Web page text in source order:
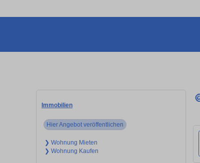
Immobilien
Hier Angebot veröffentlichen
❯ Wohnung Mieten
❯ Wohnung Kaufen